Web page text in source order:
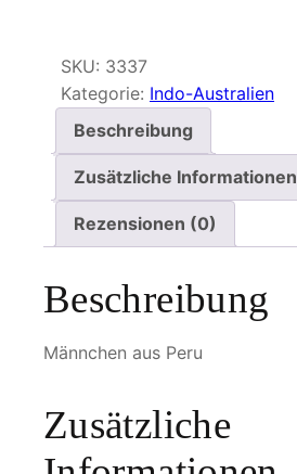
s
b
a
e
g
SKU: 3337
Kategorie: Indo-Australien
Beschreibung
Zusätzliche Informationen
Rezensionen (0)
Beschreibung
Männchen aus Peru
Zusätzliche